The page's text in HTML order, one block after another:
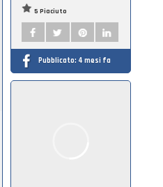
5 Piaciuto
Pubblicato: 4 mesi fa